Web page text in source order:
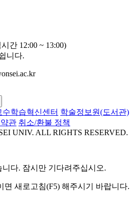
간 12:00 ~ 13:00)
니다.
수학습혁신센터 학술정보원(도서관)
관 취소/환불 정책
UNIV. ALL RIGHTS RESERVED.
다. 잠시만 기다려주십시오.
면 새로고침(F5) 해주시기 바랍니다.